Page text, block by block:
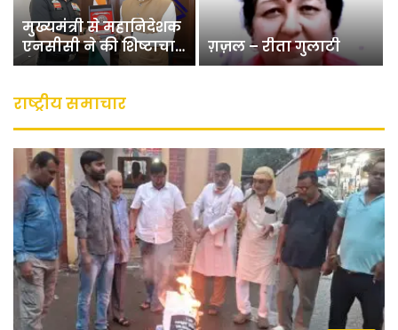
मुख्यमंत्री से महानिदेशक
एनसीसी ने की शिष्टाचार
भेंट
ग़ज़ल – रीता गुलाटी
राष्ट्रीय समाचार